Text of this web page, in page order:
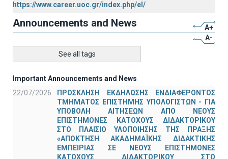
https://www.career.uoc.gr/index.php/el/
Announcements and News
A+
A-
See all tags
Important Announcements and News
22/07/2026
ΠΡΟΣΚΛΗΣΗ ΕΚΔΗΛΩΣΗΣ ΕΝΔΙΑΦΕΡΟΝΤΟΣ
ΤΜΗΜΑΤΟΣ ΕΠΙΣΤΗΜΗΣ ΥΠΟΛΟΓΙΣΤΩΝ - ΓΙΑ
ΥΠΟΒΟΛΗ ΑΙΤΗΣΕΩΝ ΑΠΟ ΝΕΟΥΣ
ΕΠΙΣΤΗΜΟΝΕΣ ΚΑΤΟΧΟΥΣ ΔΙΔΑΚΤΟΡΙΚΟΥ
ΣΤΟ ΠΛΑΙΣΙΟ ΥΛΟΠΟΙΗΣΗΣ ΤΗΣ ΠΡΑΞΗΣ
«ΑΠΟΚΤΗΣΗ ΑΚΑΔΗΜΑΪΚΗΣ ΔΙΔΑΚΤΙΚΗΣ
ΕΜΠΕΙΡΙΑΣ ΣΕ ΝΕΟΥΣ ΕΠΙΣΤΗΜΟΝΕΣ
ΚΑΤΟΧΟΥΣ ΔΙΔΑΚΤΟΡΙΚΟΥ ΣΤΟ